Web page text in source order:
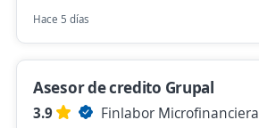
Hace 5 días
Asesor de credito Grupal
3.9
Finlabor Microfinanciera